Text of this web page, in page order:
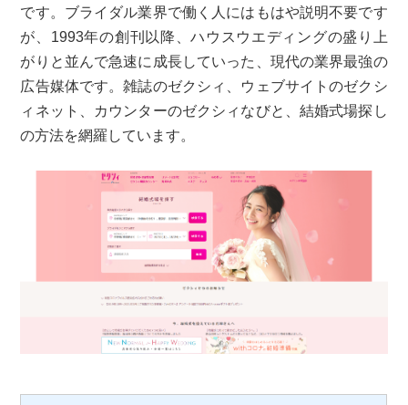
です。ブライダル業界で働く人にはもはや説明不要です
が、1993年の創刊以降、ハウスウエディングの盛り上
がりと並んで急速に成長していった、現代の業界最強の
広告媒体です。雑誌のゼクシィ、ウェブサイトのゼクシ
ィネット、カウンターのゼクシィなびと、結婚式場探し
の方法を網羅しています。